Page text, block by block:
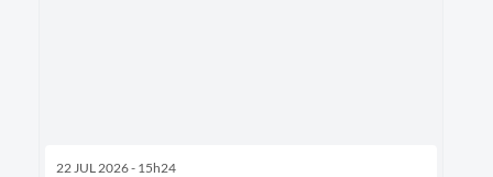
22 JUL 2026 - 15h24